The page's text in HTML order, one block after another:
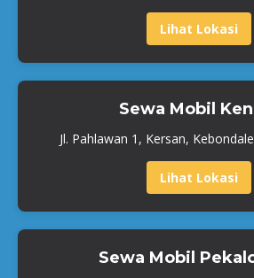
Lihat Lokasi
Sewa Mobil
Jl. Pahlawan 1, Kersan,
Lihat Lokasi
Sewa Mobil